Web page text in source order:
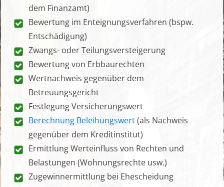
dem Finanzamt)
Bewertung im Enteignungsverfahren (bspw.
Entschädigung)
Zwangs- oder Teilungsversteigerung
Bewertung von Erbbaurechten
Wertnachweis gegenüber dem
Betreuungsgericht
Festlegung Versicherungswert
Berechnung Beleihungswert(als Nachweis
gegenüber dem Kreditinstitut)
Ermittlung Werteinfluss von Rechten und
Belastungen (Wohnungsrechte usw.)
Zugewinnermittlung bei Ehescheidung